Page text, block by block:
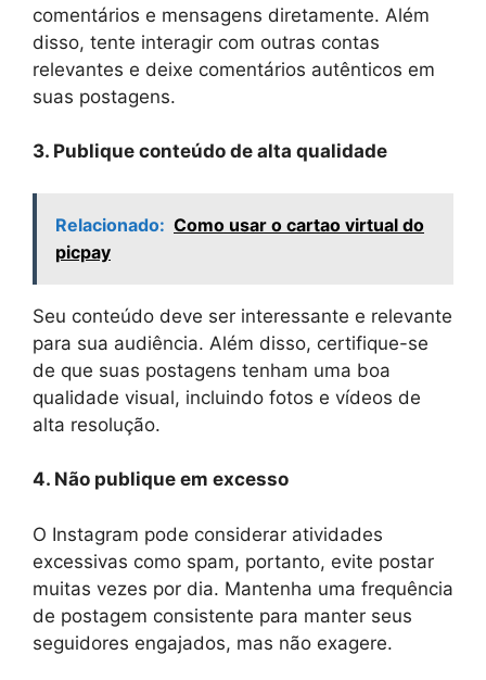
comentários e mensagens diretamente. Além
disso, tente interagir com outras contas
relevantes e deixe comentários autênticos em
suas postagens.
3. Publique conteúdo de alta qualidade
Relacionado: Como usar o cartao virtual do
picpay
Seu conteúdo deve ser interessante e relevante
para sua audiência. Além disso, certifique-se
de que suas postagens tenham uma boa
qualidade visual, incluindo fotos e vídeos de
alta resolução.
4. Não publique em excesso
O Instagram pode considerar atividades
excessivas como spam, portanto, evite postar
muitas vezes por dia. Mantenha uma frequência
de postagem consistente para manter seus
seguidores engajados, mas não exagere.